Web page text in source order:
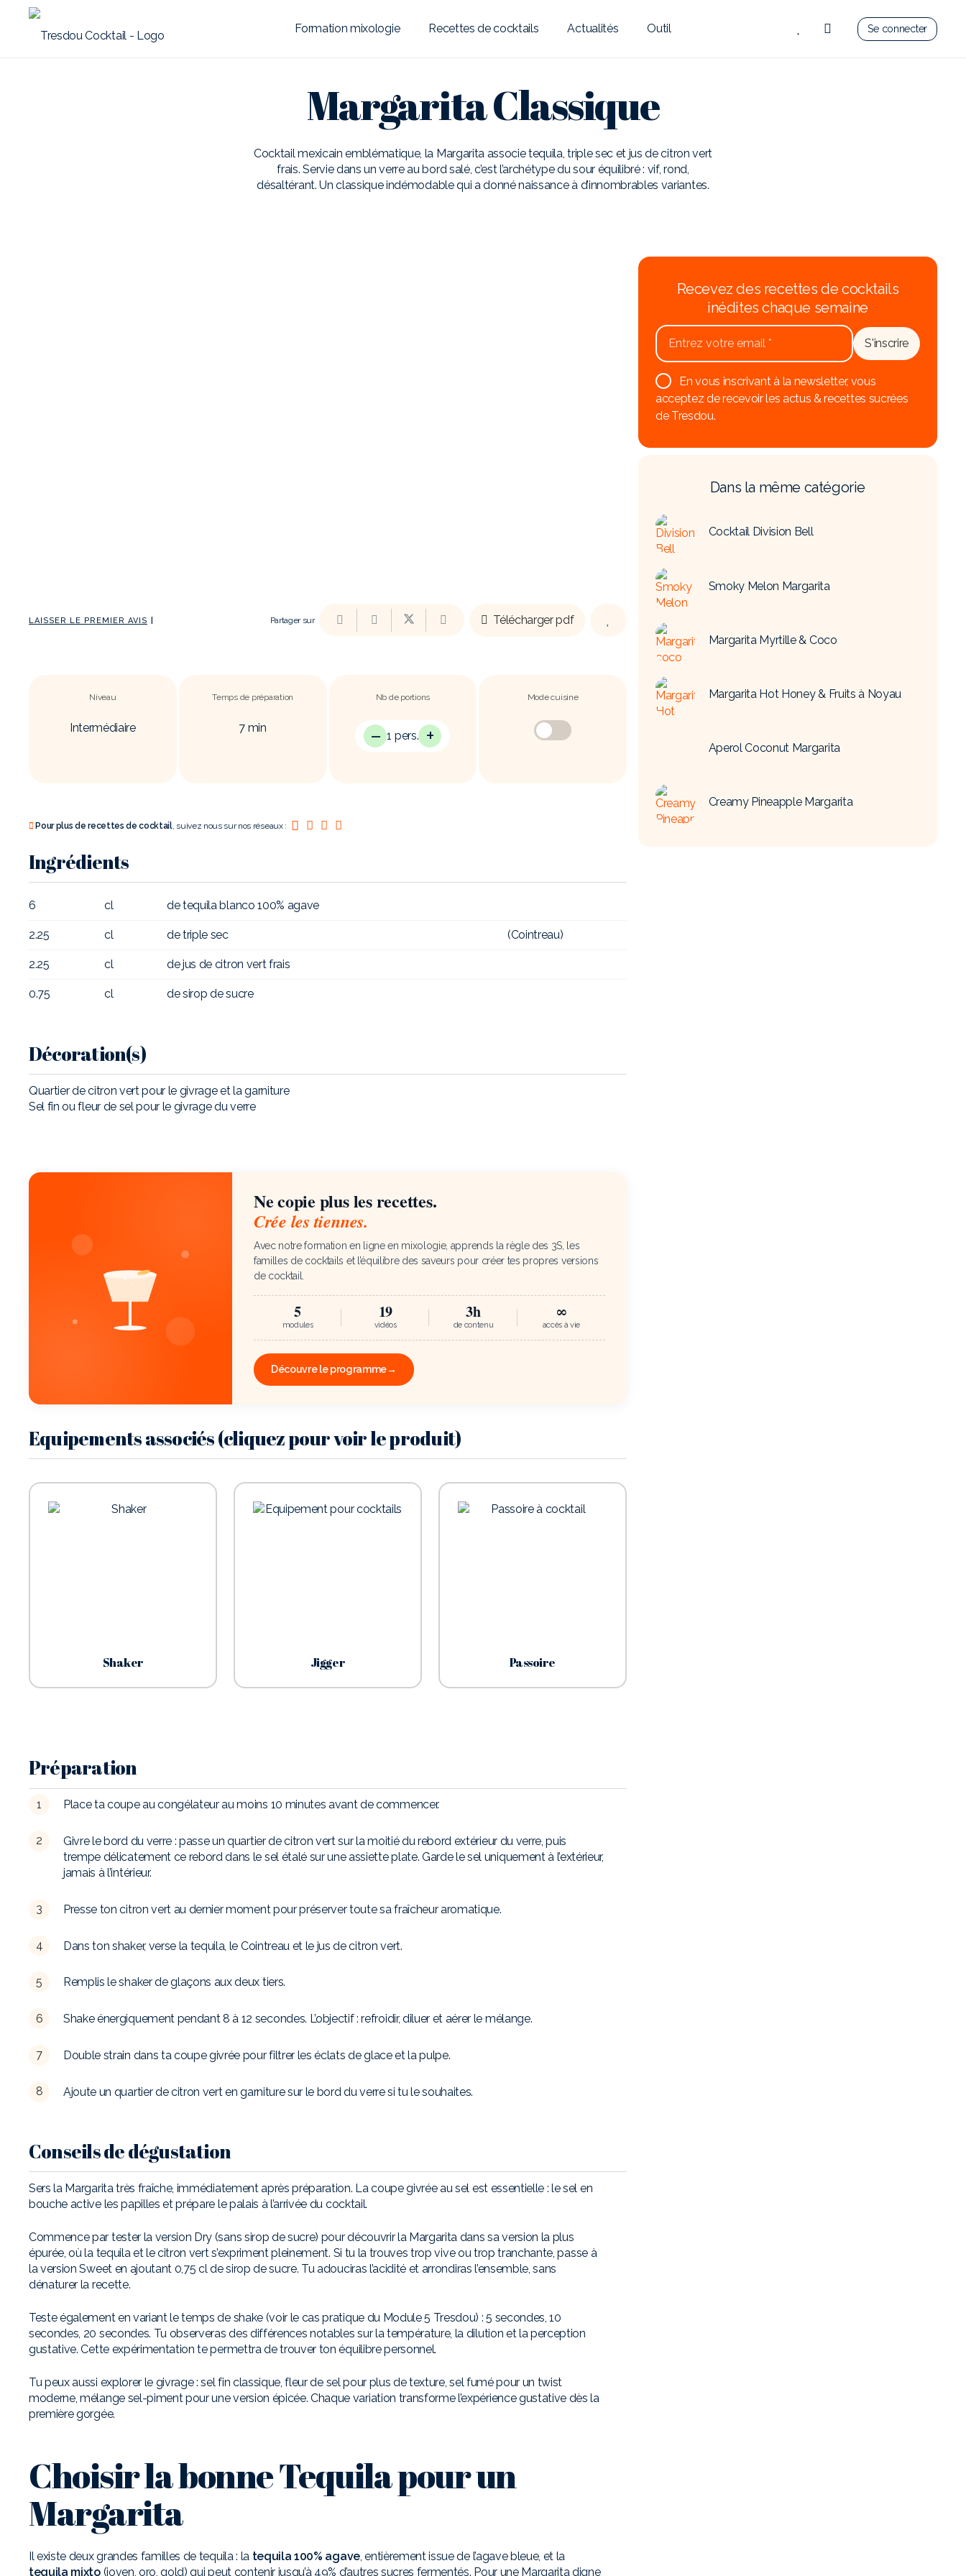
Formation mixologie Recettes de cocktails Actualités Outil Se connecter
Margarita Classique
Cocktail mexicain emblématique, la Margarita associe tequila, triple sec et jus de citron vert
frais. Servie dans un verre au bord salé, c’est l’archétype du sour équilibré : vif, rond,
désaltérant. Un classique indémodable qui a donné naissance à d’innombrables variantes.
LAISSER LE PREMIER AVIS Partager sur Télécharger pdf
Niveau
Intermédiaire
Temps de préparation
7 min
Nb de portions
− 1 pers. +
Mode cuisine
Pour plus de recettes de cocktail, suivez nous sur nos réseaux :
Ingrédients
6 cl de tequila blanco 100% agave
2.25 cl de triple sec (Cointreau)
2.25 cl de jus de citron vert frais
0.75 cl de sirop de sucre
Décoration(s)
Quartier de citron vert pour le givrage et la garniture
Sel fin ou fleur de sel pour le givrage du verre
Ne copie plus les recettes.
Crée les tiennes.
Avec notre formation en ligne en mixologie, apprends la règle des 3S, les
familles de cocktails et l’équilibre des saveurs pour créer tes propres versions
de cocktail.
5
modules
19
vidéos
3h
de contenu
∞
accès à vie
Découvre le programme→
Equipements associés (cliquez pour voir le produit)
Shaker Jigger Passoire
Préparation
Place ta coupe au congélateur au moins 10 minutes avant de commencer.
Givre le bord du verre : passe un quartier de citron vert sur la moitié du rebord extérieur du verre, puis
trempe délicatement ce rebord dans le sel étalé sur une assiette plate. Garde le sel uniquement à l’extérieur,
jamais à l’intérieur.
Presse ton citron vert au dernier moment pour préserver toute sa fraîcheur aromatique.
Dans ton shaker, verse la tequila, le Cointreau et le jus de citron vert.
Remplis le shaker de glaçons aux deux tiers.
Shake énergiquement pendant 8 à 12 secondes. L’objectif : refroidir, diluer et aérer le mélange.
Double strain dans ta coupe givrée pour filtrer les éclats de glace et la pulpe.
Ajoute un quartier de citron vert en garniture sur le bord du verre si tu le souhaites.
Conseils de dégustation
Sers la Margarita très fraîche, immédiatement après préparation. La coupe givrée au sel est essentielle : le sel en
bouche active les papilles et prépare le palais à l’arrivée du cocktail.
Commence par tester la version Dry (sans sirop de sucre) pour découvrir la Margarita dans sa version la plus
épurée, où la tequila et le citron vert s’expriment pleinement. Si tu la trouves trop vive ou trop tranchante, passe à
la version Sweet en ajoutant 0,75 cl de sirop de sucre. Tu adouciras l’acidité et arrondiras l’ensemble, sans
dénaturer la recette.
Teste également en variant le temps de shake (voir le cas pratique du Module 5 Tresdou) : 5 secondes, 10
secondes, 20 secondes. Tu observeras des différences notables sur la température, la dilution et la perception
gustative. Cette expérimentation te permettra de trouver ton équilibre personnel.
Tu peux aussi explorer le givrage : sel fin classique, fleur de sel pour plus de texture, sel fumé pour un twist
moderne, mélange sel-piment pour une version épicée. Chaque variation transforme l’expérience gustative dès la
première gorgée.
Choisir la bonne Tequila pour un
Margarita
Il existe deux grandes familles de tequila : la tequila 100% agave, entièrement issue de l’agave bleue, et la
tequila mixto(joven, oro, gold) qui peut contenir jusqu’à 49% d’autres sucres fermentés. Pour une Margarita digne
Recevez des recettes de cocktails
inédites chaque semaine
En vous inscrivant à la newsletter, vous
acceptez de recevoir les actus & recettes sucrées
de Tresdou.
Dans la même catégorie
Cocktail Division Bell
Smoky Melon Margarita
Margarita Myrtille & Coco
Margarita Hot Honey & Fruits à Noyau
Aperol Coconut Margarita
Creamy Pineapple Margarita